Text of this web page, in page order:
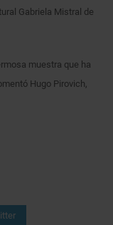
Gabriela Mistral de
muestra que ha
Hugo Pirovich,